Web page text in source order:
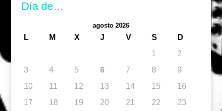
Día de…
agosto 2026
L M X J V S
D
1
2
3
4 5 6 7 8
9
10
11 12 13 14 15
16
17
18 19 20 21 22
23